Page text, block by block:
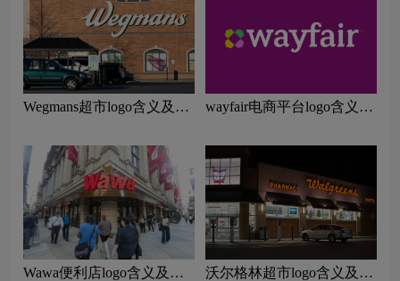
Wegmans超市logo含义及零
wayfair电商平台logo含义及
Wawa便利店logo含义及零
沃尔格林超市logo含义及零